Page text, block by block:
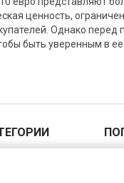
ценность,
Однако перед
быть уверенным в